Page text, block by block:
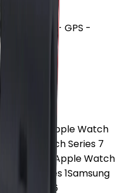
- 49mm - GPS -
Apple Watch
Apple Watch Series 7
Apple Watch
Watch Series 1Samsung
Watch 6